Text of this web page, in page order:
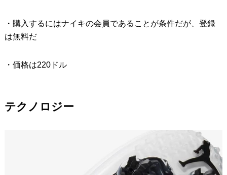
・購入するにはナイキの会員であることが条件だが、登録
は無料だ
・価格は220ドル
テクノロジー